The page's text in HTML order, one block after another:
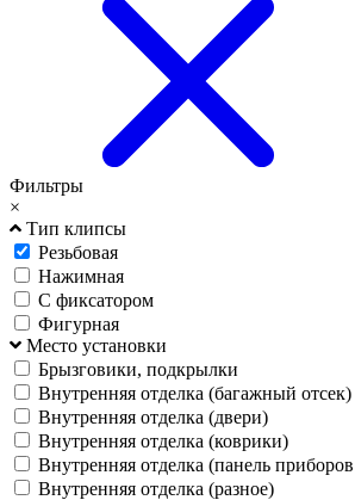
Фильтры
×
Тип клипсы
Резьбовая
Нажимная
С фиксатором
Фигурная
Место установки
Брызговики, подкрылки
Внутренняя отделка (багажный отсек)
Внутренняя отделка (двери)
Внутренняя отделка (коврики)
Внутренняя отделка (панель
Внутренняя отделка (разное)